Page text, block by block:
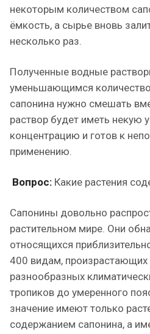
некоторым количеством
ёмкость, а сырье вновь
несколько раз.
Полученные водные
уменьшающимся
сапонина нужно смешать
раствор будет иметь некую
концентрацию и готов к
применению.
Вопрос: Какие растения
Сапонины довольно
растительном мире. Они
относящихся
400 видам,
разнообразных
тропиков до умеренного
значение имеют только
содержанием сапонина, а